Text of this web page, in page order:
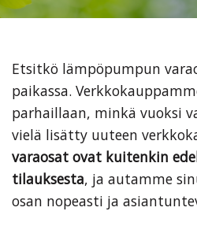
Etsitkö lämpöpumpun
paikassa.
parhaillaan, minkä vuoksi
vielä lisätty uuteen
varaosat ovat kuitenkin
tilauksesta, ja autamme
osan nopeasti ja